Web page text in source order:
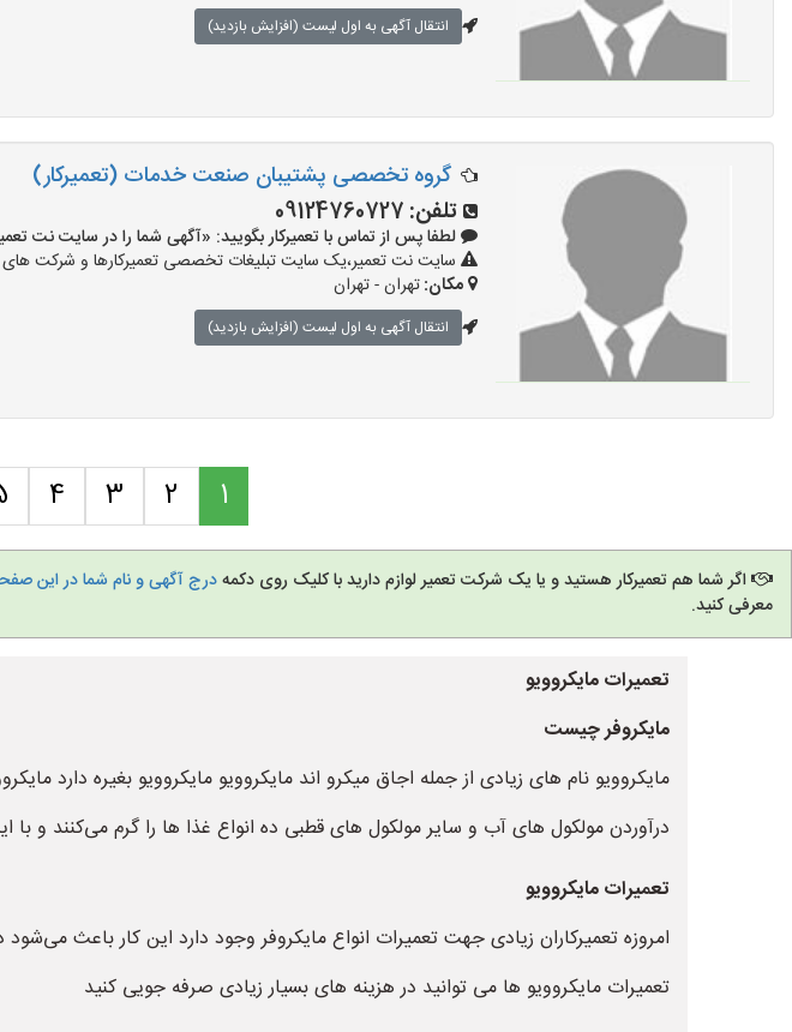
انتقال آگهی به اول لیست (افزایش بازدید)
گروه تخصصی پشتیبان صنعت خدمات (تعمیرکار)
تلفن: 09124760727
لطفا پس از تماس با تعمیرکار بگویید: «آگهی شما را در سایت نت تعمیر دیده ام و کد
سایت نت تعمیر،یک سایت تبلیغات تخصصی تعمیرکارها و شرکت های
مکان:تهران - تهران
انتقال آگهی به اول لیست (افزایش بازدید)
1
2
3
4
اگر شما هم تعمیرکار هستید و یا یک شرکت تعمیر لوازم دارید با کلیک روی دکمهدرج آگهی و نام شما در این
معرفی کنید.
تعمیرات مایکروویو
مایکروفر چیست
مایکروویو نام های زیادی از جمله اجاق میکرو اند مایکروویو مایکروویو بغیره دارد
درآوردن مولکول های آب و سایر مولکول های قطبی ده انواع غذا ها را گرم می‌کنند و
تعمیرات مایکروویو
امروزه تعمیرکاران زیادی جهت تعمیرات انواع مایکروفر وجود دارد این کار باعث می‌شود
تعمیرات مایکروویو ها می توانید در هزینه های بسیار زیادی صرفه جویی کنید